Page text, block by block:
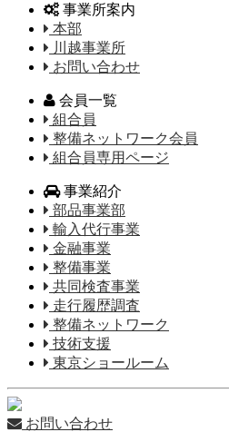
事業所案内
本部
川越事業所
お問い合わせ
会員一覧
組合員
整備ネットワーク会員
組合員専用ページ
事業紹介
部品事業部
輸入代行事業
金融事業
整備事業
共同検査事業
走行履歴調査
整備ネットワーク
技術支援
東京ショールーム
お問い合わせ